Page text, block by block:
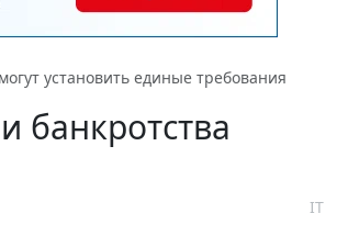
установить единые требования
банкротства
IT